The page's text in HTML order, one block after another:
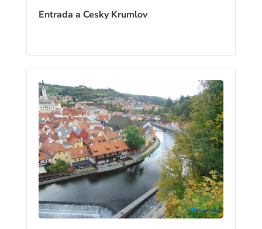
Entrada a Cesky Krumlov